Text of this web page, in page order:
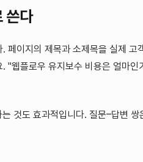
쓴다
페이지의 제목과 소제목을 실제 고
"웹플로우 유지보수 비용은 얼마
것도 효과적입니다. 질문–답변